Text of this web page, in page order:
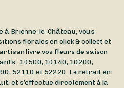
Brienne-le-Château, vous
florales en click & collect et
livre vos fleurs de saison
: 10500, 10140, 10200,
52110 et 52220. Le retrait en
et s’effectue directement à la